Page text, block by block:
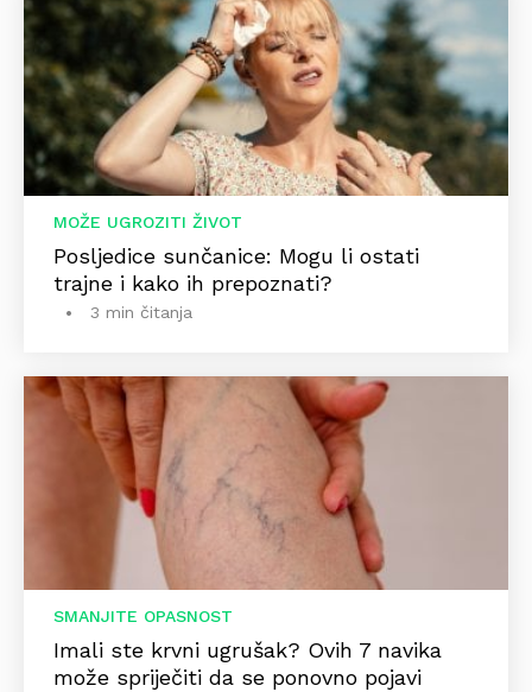
MOŽE UGROZITI ŽIVOT
Posljedice sunčanice: Mogu li ostati
trajne i kako ih prepoznati?
3 min čitanja
SMANJITE OPASNOST
Imali ste krvni ugrušak? Ovih 7 navika
može spriječiti da se ponovno pojavi